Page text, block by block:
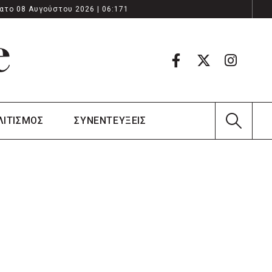
08 Αυγούστου 2026 | 06:171
ΣΥΝΕΝΤΕΥΞΕΙΣ